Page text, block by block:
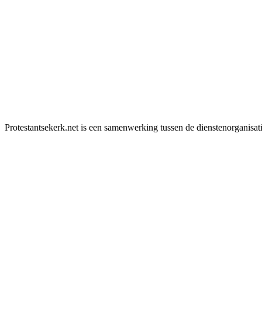
Protestantsekerk.net is een samenwerking tussen de